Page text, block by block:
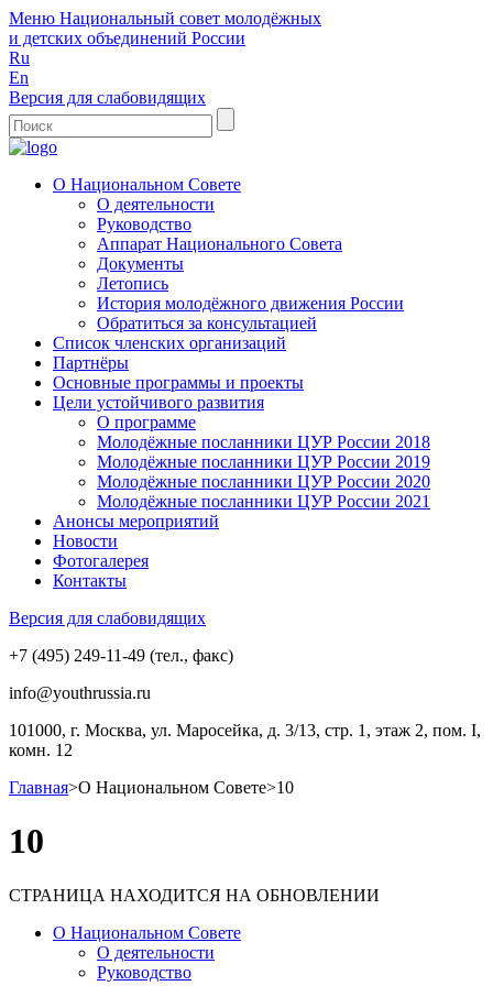
Меню Национальный совет молодёжных
и детских объединений России
Ru
En
Версия для слабовидящих
О Национальном Совете
О деятельности
Руководство
Аппарат Национального Совета
Документы
Летопись
История молодёжного движения России
Обратиться за консультацией
Список членских организаций
Партнёры
Основные программы и проекты
Цели устойчивого развития
О программе
Молодёжные посланники ЦУР России 2018
Молодёжные посланники ЦУР России 2019
Молодёжные посланники ЦУР России 2020
Молодёжные посланники ЦУР России 2021
Анонсы мероприятий
Новости
Фотогалерея
Контакты
Версия для слабовидящих
+7 (495) 249-11-49 (тел., факс)
info@youthrussia.ru
101000, г. Москва, ул. Маросейка, д. 3/13, стр. 1, этаж 2, пом. I,
комн. 12
Главная>О Национальном Совете>10
10
СТРАНИЦА НАХОДИТСЯ НА ОБНОВЛЕНИИ
О Национальном Совете
О деятельности
Руководство